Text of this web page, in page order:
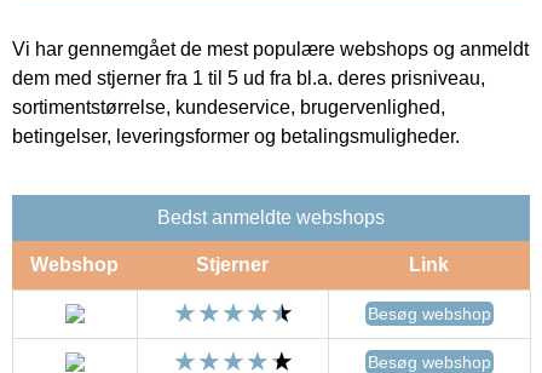
Vi har gennemgået de mest populære webshops og anmeldt
dem med stjerner fra 1 til 5 ud fra bl.a. deres prisniveau,
sortimentstørrelse, kundeservice, brugervenlighed,
betingelser, leveringsformer og betalingsmuligheder.
Bedst anmeldte webshops
Webshop Stjerner Link
Besøg webshop
Besøg webshop